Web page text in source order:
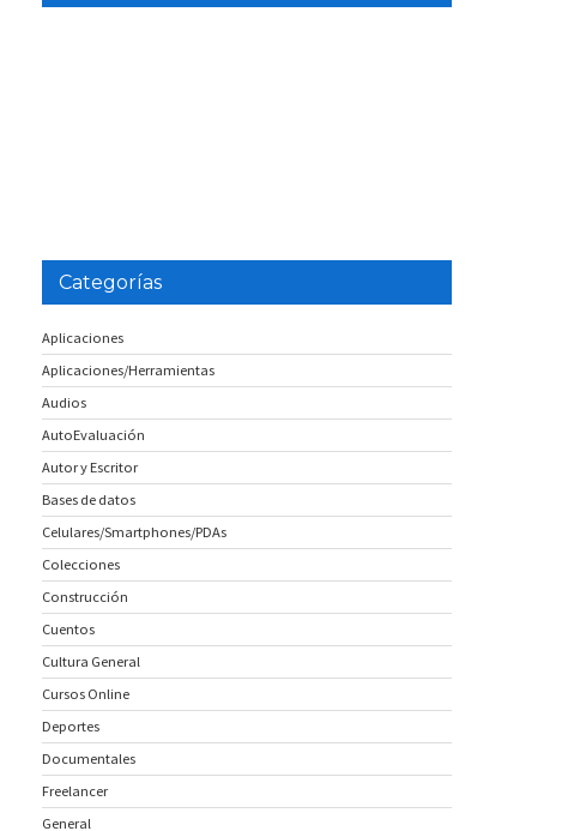
Categorías
Aplicaciones
Aplicaciones/Herramientas
Audios
AutoEvaluación
Autor y Escritor
Bases de datos
Celulares/Smartphones/PDAs
Colecciones
Construcción
Cuentos
Cultura General
Cursos Online
Deportes
Documentales
Freelancer
General